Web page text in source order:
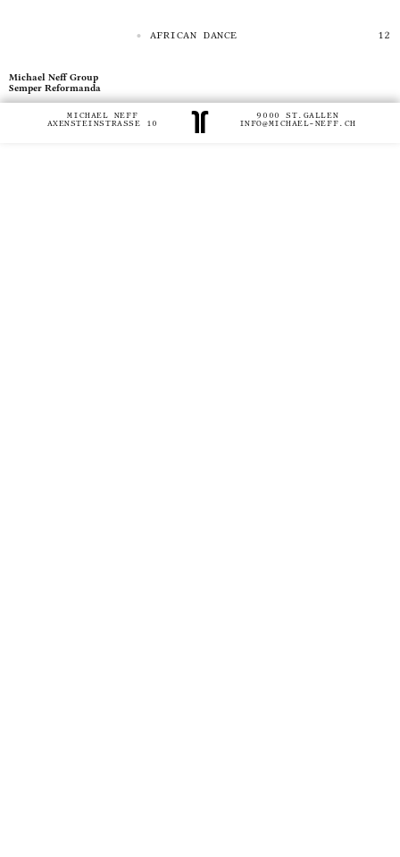
Michael Neff Group
Semper Reformanda
AFRICAN DANCE
MICHAEL NEFF
AXENSTEINSTRASSE 10
9000 ST.GALLEN
INFO@MICHAEL-NEFF.CH